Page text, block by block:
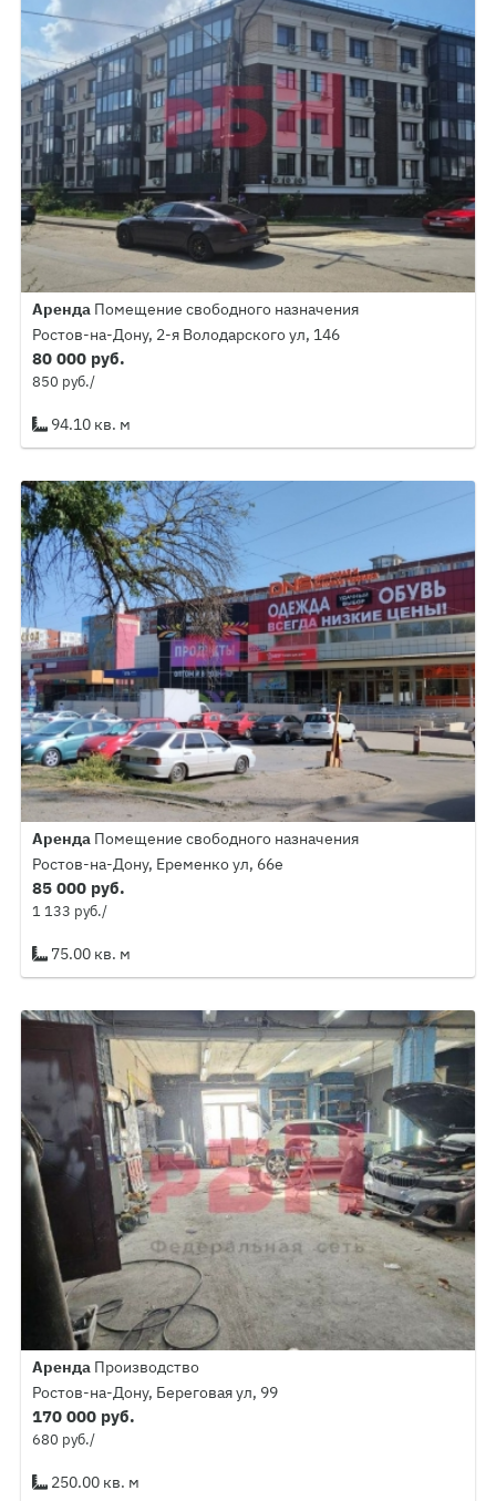
Аренда Помещение свободного назначения
Ростов-на-Дону, 2-я Володарского ул, 146
80 000 руб.
850 руб./
94.10 кв. м
Аренда Помещение свободного назначения
Ростов-на-Дону, Еременко ул, 66е
85 000 руб.
1 133 руб./
75.00 кв. м
Аренда Производство
Ростов-на-Дону, Береговая ул, 99
170 000 руб.
680 руб./
250.00 кв. м